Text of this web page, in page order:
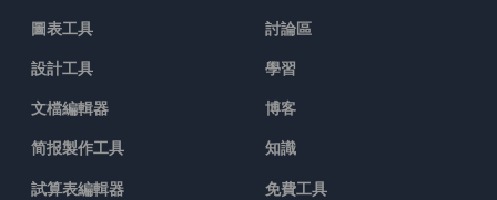
圖表工具
設計工具
文檔編輯器
简报製作工具
試算表編輯器
討論區
學習
博客
知識
免費工具